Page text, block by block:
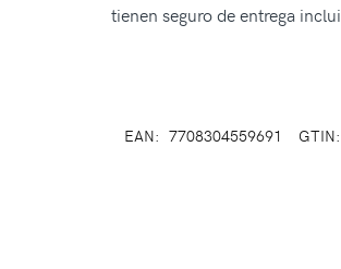
tienen seguro de entrega
EAN: 7708304559691